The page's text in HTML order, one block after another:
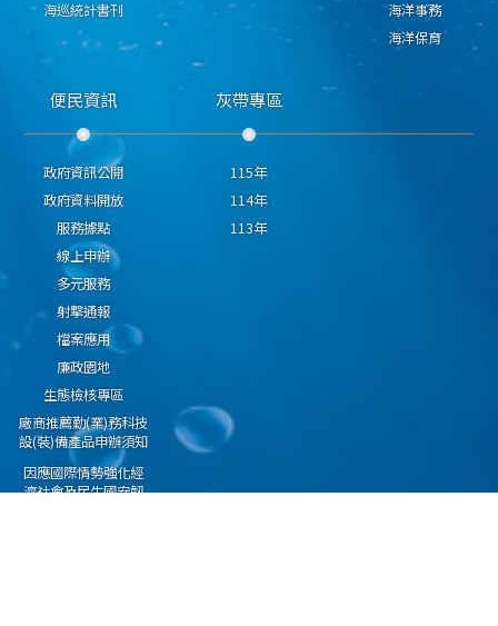
海巡統計書刊
海洋事務
海洋保育
便民資訊
政府資訊公開
政府資料開放
服務據點
線上申辦
多元服務
射擊通報
檔案應用
廉政園地
生態檢核專區
廠商推薦勤(業)務科技
設(裝)備產品申辦須知
因應國際情勢強化經
濟社會及民生國安韌
灰帶專區
115年
114年
113年